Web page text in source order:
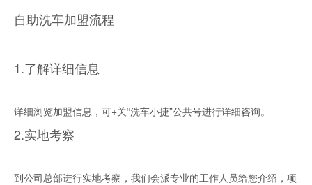
自助洗车加盟流程
1.了解详细信息
详细浏览加盟信息，可+关“洗车小捷”公共号进行详细咨询。
2.实地考察
到公司总部进行实地考察，我们会派专业的工作人员给您介绍，项